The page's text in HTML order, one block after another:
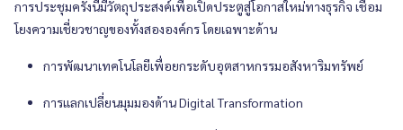
การประชุมครั้งนี้มีวัตถุประสงค์เพื่อเปิดประตูสู่โอกาสใหม่ทางธุรกิจ เชื่อม
โยงความเชี่ยวชาญของทั้งสององค์กร โดยเฉพาะด้าน
การพัฒนาเทคโนโลยีเพื่อยกระดับอุตสาหกรรมอสังหาริมทรัพย์
การแลกเปลี่ยนมุมมองด้าน Digital Transformation